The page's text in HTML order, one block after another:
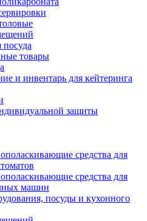
посуда
товары
и инвентарь для кейтеринга
защиты
средства для
средства для
машин
посуды и кухонного